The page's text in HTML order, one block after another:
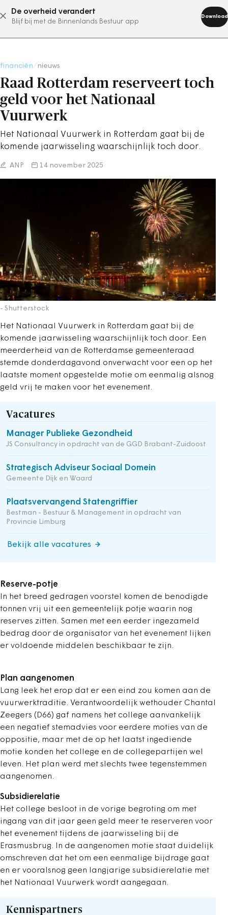
De overheid verandert
Blijf bij met de Binnenlands Bestuur app
Download
abonneer nu
financiën nieuws
Raad Rotterdam reserveert toch
geld voor het Nationaal
Vuurwerk
Het Nationaal Vuurwerk in Rotterdam gaat bij de
komende jaarwisseling waarschijnlijk toch door.
ANP 14 november 2025
- Shutterstock
Het Nationaal Vuurwerk in Rotterdam gaat bij de
komende jaarwisseling waarschijnlijk toch door. Een
meerderheid van de Rotterdamse gemeenteraad
stemde donderdagavond onverwacht voor een op het
laatste moment opgestelde motie om eenmalig alsnog
geld vrij te maken voor het evenement.
Vacatures
Manager Publieke Gezondheid
JS Consultancy in opdracht van de GGD Brabant-Zuidoost
Strategisch Adviseur Sociaal Domein
Gemeente Dijk en Waard
Plaatsvervangend Statengriffier
Bestman - Bestuur & Management in opdracht van
Provincie Limburg
Bekijk alle vacatures
Reserve-potje
In het breed gedragen voorstel komen de benodigde
tonnen vrij uit een gemeentelijk potje waarin nog
reserves zitten. Samen met een eerder ingezameld
bedrag door de organisator van het evenement lijken
er voldoende middelen beschikbaar te zijn.
Plan aangenomen
Lang leek het erop dat er een eind zou komen aan de
vuurwerktraditie. Verantwoordelijk wethouder Chantal
Zeegers (D66) gaf namens het college aanvankelijk
een negatief stemadvies voor eerdere moties van de
oppositie, maar met de op het laatst ingediende
motie konden het college en de collegepartijen wel
leven. Het plan werd met slechts twee tegenstemmen
aangenomen.
Subsidierelatie
Het college besloot in de vorige begroting om met
ingang van dit jaar geen geld meer te reserveren voor
het evenement tijdens de jaarwisseling bij de
Erasmusbrug. In de aangenomen motie staat duidelijk
omschreven dat het om een eenmalige bijdrage gaat
en er vooralsnog geen langjarige subsidierelatie met
het Nationaal Vuurwerk wordt aangegaan.
Kennispartners